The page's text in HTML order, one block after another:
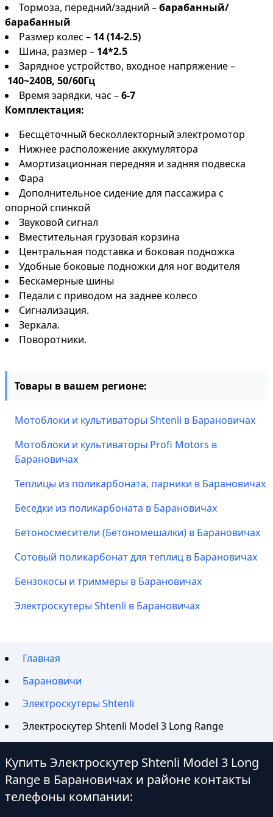
Тормоза, передний/задний –барабанный/
барабанный
Размер колес – 14 (14-2.5)
Шина, размер – 14*2.5
Зарядное устройство, входное напряжение –
140~240В, 50/60Гц
Время зарядки, час –6-7
Комплектация:
Бесщёточный бесколлекторный электромотор
Нижнее расположение аккумулятора
Амортизационная передняя и задняя подвеска
Фара
Дополнительное сидение для пассажира с
опорной спинкой
Звуковой сигнал
Вместительная грузовая корзина
Центральная подставка и боковая подножка
Удобные боковые подножки для ног водителя
Бескамерные шины
Педали с приводом на заднее колесо
Сигнализация.
Зеркала.
Поворотники.
Товары в вашем регионе:
Мотоблоки и культиваторы Shtenli в Барановичах
Мотоблоки и культиваторы Profi Motors в
Барановичах
Теплицы из поликарбоната, парники в Барановичах
Беседки из поликарбоната в Барановичах
Бетоносмесители (Бетономешалки) в Барановичах
Сотовый поликарбонат для теплиц в Барановичах
Бензокосы и триммеры в Барановичах
Электроскутеры Shtenli в Барановичах
Главная
Барановичи
Электроскутеры Shtenli
Электроскутер Shtenli Model 3 Long Range
Купить Электроскутер Shtenli Model 3 Long
Range в Барановичах и районе контакты
телефоны компании: